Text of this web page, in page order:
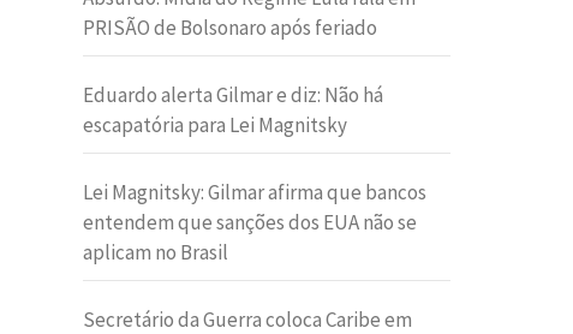
PRISÃO de Bolsonaro após feriado
Eduardo alerta Gilmar e diz: Não há
escapatória para Lei Magnitsky
Lei Magnitsky: Gilmar afirma que bancos
entendem que sanções dos EUA não se
aplicam no Brasil
Secretário da Guerra coloca Caribe em